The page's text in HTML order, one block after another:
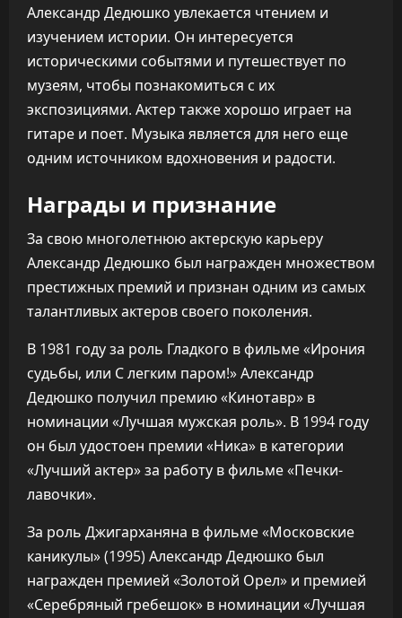
Александр Дедюшко увлекается чтением и
изучением истории. Он интересуется
историческими событями и путешествует по
музеям, чтобы познакомиться с их
экспозициями. Актер также хорошо играет на
гитаре и поет. Музыка является для него еще
одним источником вдохновения и радости.
Награды и признание
За свою многолетнюю актерскую карьеру
Александр Дедюшко был награжден множеством
престижных премий и признан одним из самых
талантливых актеров своего поколения.
В 1981 году за роль Гладкого в фильме «Ирония
судьбы, или С легким паром!» Александр
Дедюшко получил премию «Кинотавр» в
номинации «Лучшая мужская роль». В 1994 году
он был удостоен премии «Ника» в категории
«Лучший актер» за работу в фильме «Печки-
лавочки».
За роль Джигарханяна в фильме «Московские
каникулы» (1995) Александр Дедюшко был
награжден премией «Золотой Орел» и премией
«Серебряный гребешок» в номинации «Лучшая